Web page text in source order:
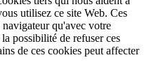
utilisez ce site Web. Ces
qu'avec votre
possibilité de refuser ces
de ces cookies peut affecter